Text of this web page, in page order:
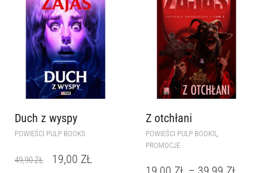
Duch z wyspy
POWIEŚCI PULP BOOKS
49,90ZŁ 19,00 ZŁ
Z otchłani
POWIEŚCI PULP BOOKS
PROMOCJE